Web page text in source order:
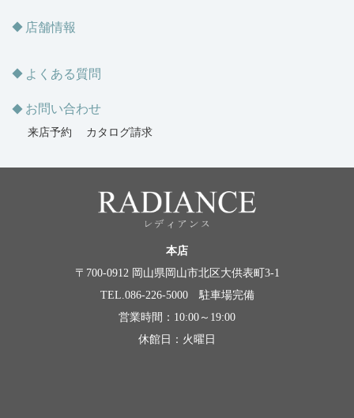
店舗情報
よくある質問
お問い合わせ
来店予約 カタログ請求
本店
〒700-0912 岡山県岡山市北区大供表町3-1
TEL.086-226-5000 駐車場完備
営業時間：10:00～19:00
休館日：火曜日